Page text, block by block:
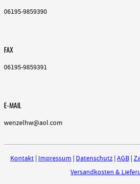
06195-9859390
FAX
06195-9859391
E-MAIL
wenzelhw@aol.com
Kontakt Impressum Datenschutz AGB
Versandkosten &